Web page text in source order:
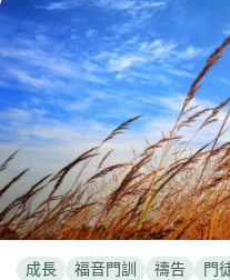
成長 福音門訓 禱告 門